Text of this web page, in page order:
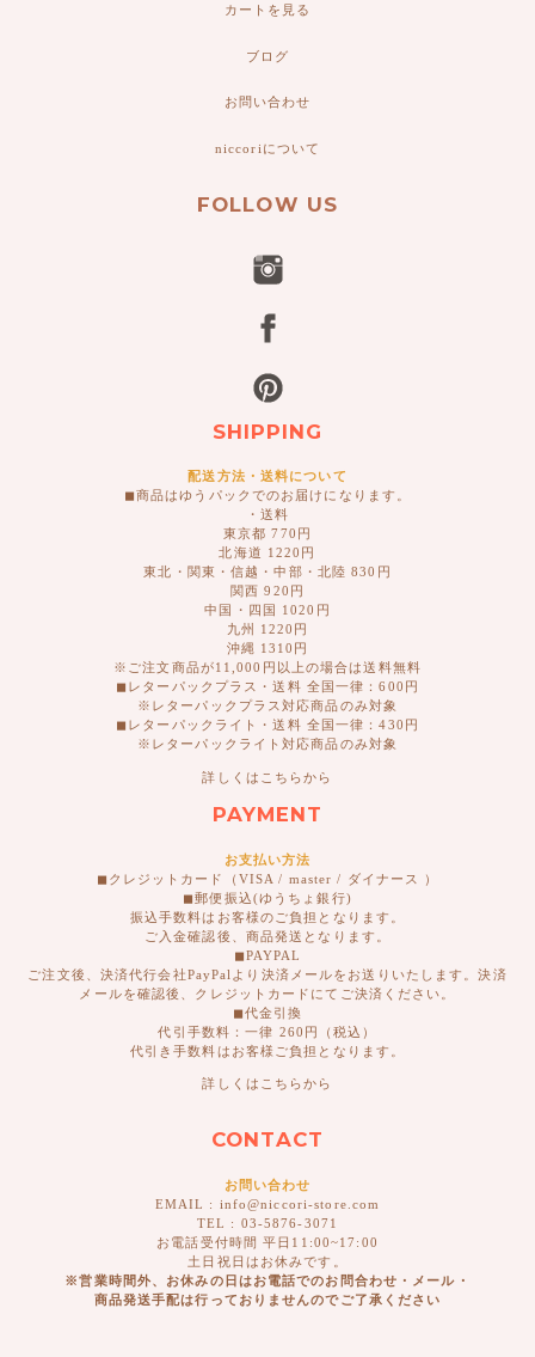
カートを見る
ブログ
お問い合わせ
niccoriについて
FOLLOW US
SHIPPING
配送方法・送料について
◼︎商品はゆうパックでのお届けになります。
・送料
東京都 770円
北海道 1220円
東北・関東・信越・中部・北陸 830円
関西 920円
中国・四国 1020円
九州 1220円
沖縄 1310円
※ご注文商品が11,000円以上の場合は送料無料
◼︎レターパックプラス・送料 全国一律：600円
※レターパックプラス対応商品のみ対象
◼︎レターパックライト・送料 全国一律：430円
※レターパックライト対応商品のみ対象
詳しくはこちらから
PAYMENT
お支払い方法
◼︎クレジットカード（VISA / master / ダイナース ）
◼︎郵便振込(ゆうちょ銀行)
振込手数料はお客様のご負担となります。
ご入金確認後、商品発送となります。
◼︎PAYPAL
ご注文後、決済代行会社PayPalより決済メールをお送りいたします。決済
メールを確認後、クレジットカードにてご決済ください。
◼︎代金引換
代引手数料：一律 260円（税込）
代引き手数料はお客様ご負担となります。
詳しくはこちらから
CONTACT
お問い合わせ
EMAIL : info@niccori-store.com
TEL : 03-5876-3071
お電話受付時間 平日11:00~17:00
土日祝日はお休みです。
※営業時間外、お休みの日はお電話でのお問合わせ・メール・
商品発送手配は行っておりませんのでご了承ください